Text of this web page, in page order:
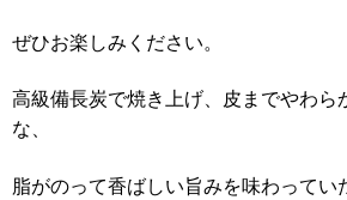
ぜひお楽しみください。
高級備長炭で焼き上げ、皮までやわら
な、
脂がのって香ばしい旨みを味わってい